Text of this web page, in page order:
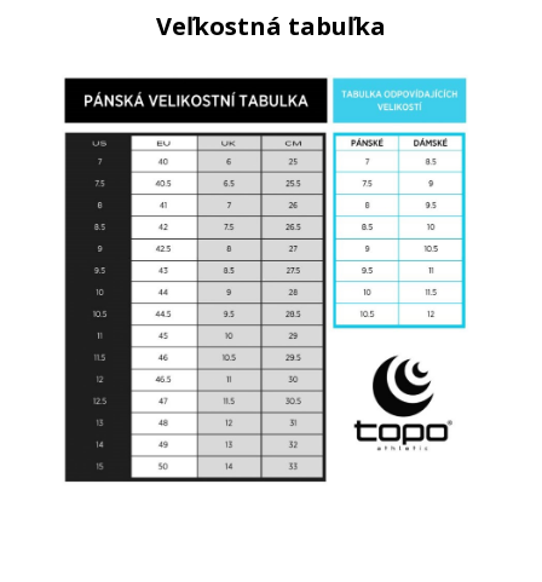
Veľkostná tabuľka